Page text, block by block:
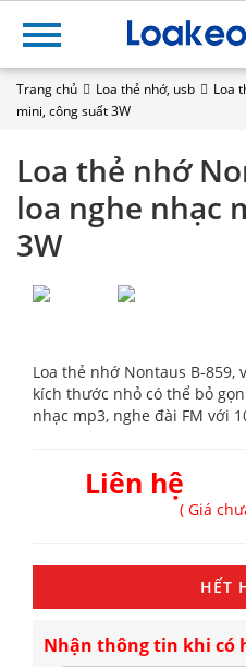
Trang chủ Loa thẻ nhớ, usb
Loa
mini, công suất 3W
Loa thẻ nhớ
loa nghe nhạc
3W
Loa thẻ nhớ Nontaus B-859,
kích thước nhỏ có thể bỏ
nhạc mp3, nghe đài FM với
Liên hệ
( Giá
HẾT
Nhận thông tin khi có